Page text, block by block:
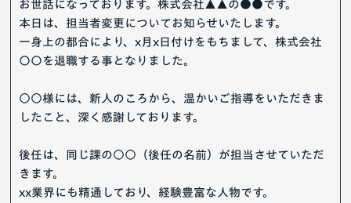
お世話になっております。株式会社▲▲の●●です。
本日は、担当者変更についてお知らせいたします。
一身上の都合により、x月x日付けをもちまして、株式会社
〇〇を退職する事となりました。
○○様には、新人のころから、温かいご指導をいただきま
したこと、深く感謝しております。
後任は、同じ課の○○（後任の名前）が担当させていただ
きます。
xx業界にも精通しており、経験豊富な人物です。